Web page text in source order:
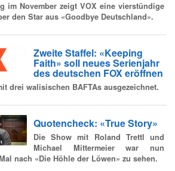
im November zeigt VOX eine vierstündige
den Star aus «Goodbye Deutschland».
Zweite Staffel: «Keeping
Faith» soll neues Serienjahr
des deutschen FOX eröffnen
drei walisischen BAFTAs ausgezeichnet.
Quotencheck: «True Story»
Die Show mit Roland Trettl und
Michael Mittermeier war nun
nach «Die Höhle der Löwen» zu sehen.